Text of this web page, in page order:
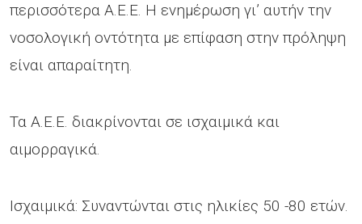
περισσότερα Α.Ε.Ε. Η ενημέρωση γι’ αυτήν την
νοσολογική οντότητα με επίφαση στην πρόληψη
είναι απαραίτητη.
Τα Α.Ε.Ε. διακρίνονται σε ισχαιμικά και
αιμορραγικά.
Ισχαιμικά: Συναντώνται στις ηλικίες 50 -80 ετών.